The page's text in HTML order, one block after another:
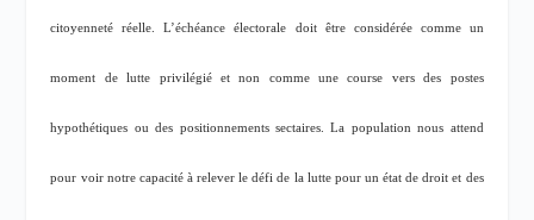
citoyenneté réelle. L’échéance électorale doit être considérée comme un
moment de lutte privilégié et non comme une course vers des postes
hypothétiques ou des positionnements sectaires. La population nous attend
pour voir notre capacité à relever le défi de la lutte pour un état de droit et des